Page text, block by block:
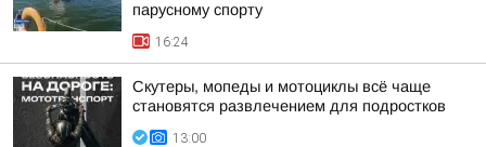
парусному спорту
16:24
Скутеры, мопеды и мотоциклы всё чаще
становятся развлечением для подростков
13:00